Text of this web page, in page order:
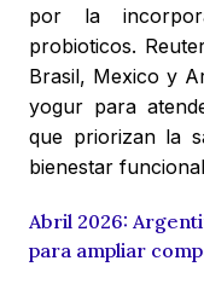
por la
probioticos.
Brasil, Mexico y
yogur para
que priorizan la
bienestar
Abril 2026:
para ampliar